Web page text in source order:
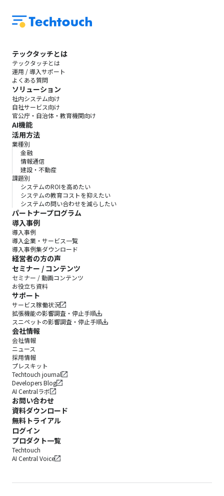
テックタッチとは
テックタッチとは
運用 / 導入サポート
よくある質問
ソリューション
社内システム向け
自社サービス向け
官公庁・自治体・教育機関向け
AI機能
活用方法
業種別
金融
情報通信
建設・不動産
課題別
システムのROIを高めたい
システムの教育コストを抑えたい
システムの問い合わせを減らしたい
パートナープログラム
導入事例
導入事例
導入企業・サービス一覧
導入事例集ダウンロード
経営者の方の声
セミナー / コンテンツ
セミナー / 動画コンテンツ
お役立ち資料
サポート
サービス稼働状況
拡張機能の影響調査・停止手順
スニペットの影響調査・停止手順
会社情報
会社情報
ニュース
採用情報
プレスキット
Techtouch journal
Developers Blog
AI Centralラボ
お問い合わせ
資料ダウンロード
無料トライアル
ログイン
プロダクト一覧
Techtouch
AI Central Voice